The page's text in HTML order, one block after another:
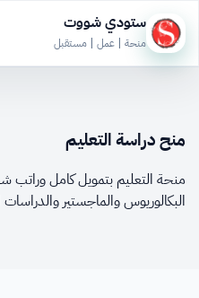
ستودي شووت
منحة | عمل | مستقبل
منح دراسة التعليم
منحة التعليم بتمويل كامل
البكالوريوس والماجستير والدراسات